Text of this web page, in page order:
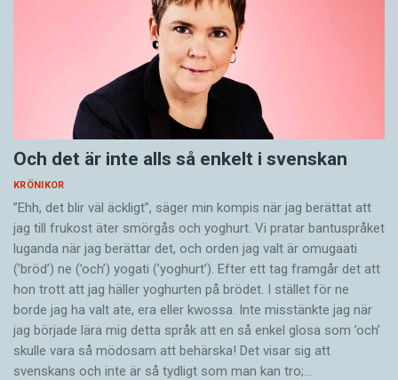
Och det är inte alls så enkelt i svenskan
KRÖNIKOR
”Ehh, det blir väl äckligt”, säger min kompis när jag berättat att
jag till frukost äter smörgås och yoghurt. Vi pratar bantuspråket
luganda när jag berättar det, och orden jag valt är omugaati
(’bröd’) ne (’och’) yogati (’yoghurt’). Efter ett tag framgår det att
hon trott att jag häller yoghurten på brödet. I stället för ne
borde jag ha valt ate, era eller kwossa. Inte misstänkte jag när
jag började lära mig detta språk att en så enkel glosa som ’och’
skulle vara så mödosam att behärska! Det visar sig att
svenskans och inte är så tydligt som man kan tro;…